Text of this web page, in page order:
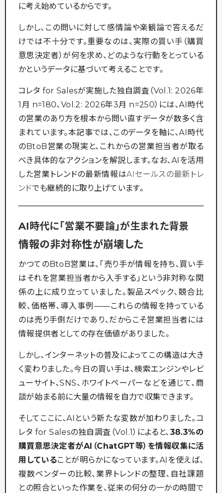
に考え始めているからです。
しかし、この問いに対して感情論や楽観論で答えるだ
けでは不十分です。重要なのは、実際の買い手（購買
意思決定者）が何を求め、どのような行動をとっている
かというデータに基づいて考えることです。
コレタ for Salesが実施した独自調査（Vol.1: 2026年
1月 n=180、Vol.2: 2026年3月 n=250）には、AI時代
の営業のあり方を根本から問い直すデータが数多く含
まれています。本記事では、このデータを軸に、AI時代
のBtoB営業の現実と、これからの営業担当者が取る
べき具体的なアクションを解説します。なお、AIを活用
した営業トレンドの最新情報はAIセールスの最新トレ
ンドでも継続的に取り上げています。
AI時代に「営業不要論」が生まれた背景
情報の非対称性が崩壊した
かつてのBtoB営業は、「売り手が情報を持ち、買い手
はそれを営業担当者から入手する」という非対称な関
係の上に成り立っていました。製品スペック、競合比
較、価格帯、導入事例——これらの情報を持っている
のは売り手側だけであり、だからこそ営業担当者には
情報提供者としての存在価値がありました。
しかし、インターネットの普及によってこの構造は大き
く変わりました。今日の買い手は、検索エンジンやレビ
ューサイト、SNS、ホワイトペーパーなどを通じて、商
談が始まる前に大量の情報を自力で収集できます。
そしてここに、AIという新たな変数が加わりました。コ
レタ for Salesの独自調査（Vol.1）によると、38.3%の
購買意思決定者がAI（ChatGPT等）を情報収集に活
用していることが明らかになっています。AIを使えば、
複数ベンダーの比較、業界トレンドの整理、自社課題
との照合といった作業を、従来の何分の一かの時間で